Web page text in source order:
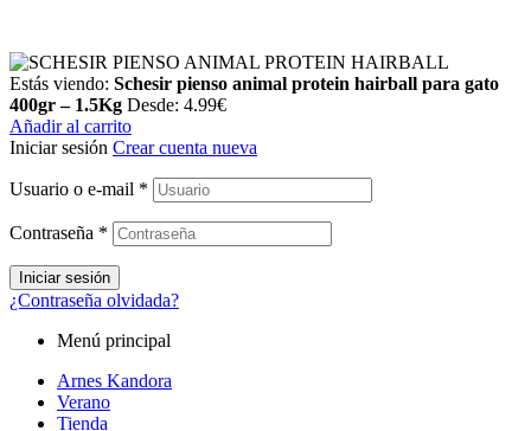
Estás viendo: Schesir pienso animal protein hairball para gato
400gr – 1.5Kg Desde: 4.99€
Añadir al carrito
Iniciar sesión Crear cuenta nueva
Usuario o e-mail *
Contraseña *
Iniciar sesión
¿Contraseña olvidada?
Menú principal
Arnes Kandora
Verano
Tienda